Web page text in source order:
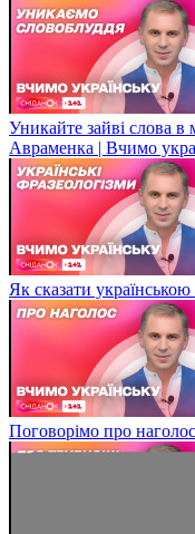
Уникайте зайві слова в
Авраменка | Вчимо
Як сказати
Поговорімо про